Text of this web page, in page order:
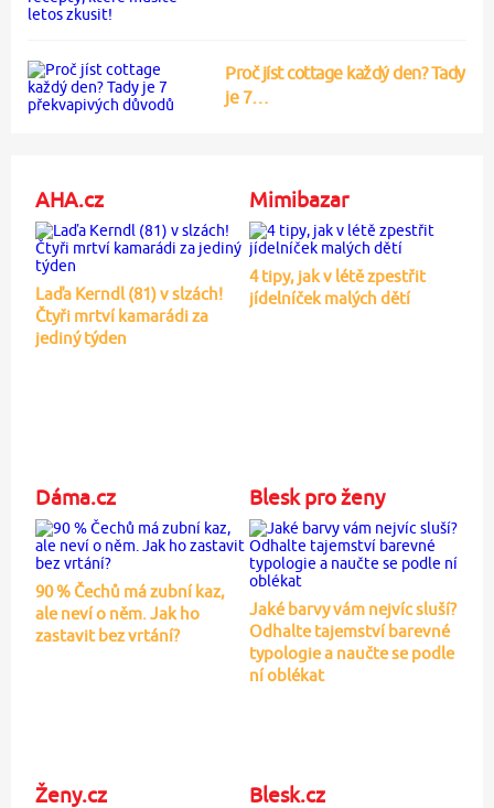
Proč jíst cottage každý den? Tady
je 7…
AHA.cz
Laďa Kerndl (81) v slzách!
Čtyři mrtví kamarádi za
jediný týden
Mimibazar
4 tipy, jak v létě zpestřit
jídelníček malých dětí
Dáma.cz
90 % Čechů má zubní kaz,
ale neví o něm. Jak ho
zastavit bez vrtání?
Blesk pro ženy
Jaké barvy vám nejvíc sluší?
Odhalte tajemství barevné
typologie a naučte se podle
ní oblékat
Ženy.cz Blesk.cz